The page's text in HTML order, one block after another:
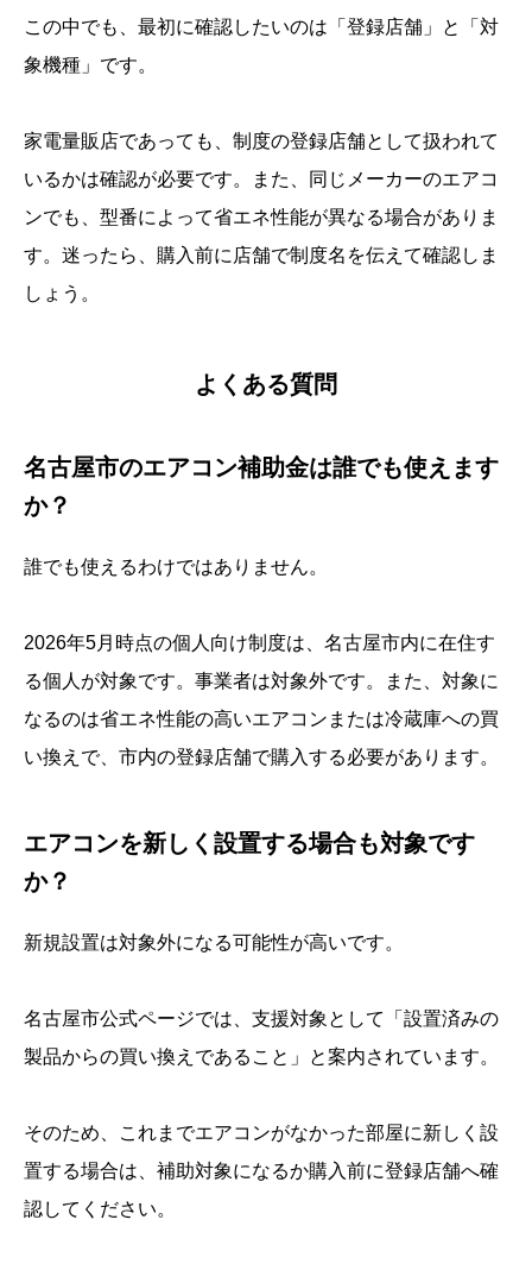
この中でも、最初に確認したいのは「登録店舗」と「対
象機種」です。
家電量販店であっても、制度の登録店舗として扱われて
いるかは確認が必要です。また、同じメーカーのエアコ
ンでも、型番によって省エネ性能が異なる場合がありま
す。迷ったら、購入前に店舗で制度名を伝えて確認しま
しょう。
よくある質問
名古屋市のエアコン補助金は誰でも使えます
か？
誰でも使えるわけではありません。
2026年5月時点の個人向け制度は、名古屋市内に在住す
る個人が対象です。事業者は対象外です。また、対象に
なるのは省エネ性能の高いエアコンまたは冷蔵庫への買
い換えで、市内の登録店舗で購入する必要があります。
エアコンを新しく設置する場合も対象です
か？
新規設置は対象外になる可能性が高いです。
名古屋市公式ページでは、支援対象として「設置済みの
製品からの買い換えであること」と案内されています。
そのため、これまでエアコンがなかった部屋に新しく設
置する場合は、補助対象になるか購入前に登録店舗へ確
認してください。